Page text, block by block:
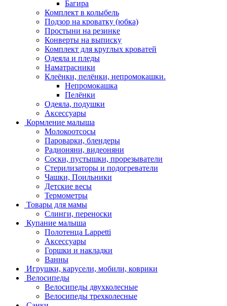
Багира
Комплект в колыбель
Подзор на кроватку (юбка)
Простыни на резинке
Конверты на выписку
Комплект для круглых кроватей
Одеяла и пледы
Наматрасники
Клеёнки, пелёнки, непромокашки.
Непромокашка
Пелёнки
Одеяла, подушки
Аксессуары
Кормление малыша
Молокоотсосы
Пароварки, блендеры
Радионяни, видеоняни
Соски, пустышки, прорезыватели
Стерилизаторы и подогреватели
Чашки, Поильники
Детские весы
Термометры
Товары для мамы
Слинги, переноски
Купание малыша
Полотенца Lappetti
Аксессуары
Горшки и накладки
Ванны
Игрушки, карусели, мобили, коврики
Велосипеды
Велосипеды двухколесные
Велосипеды трехколесные